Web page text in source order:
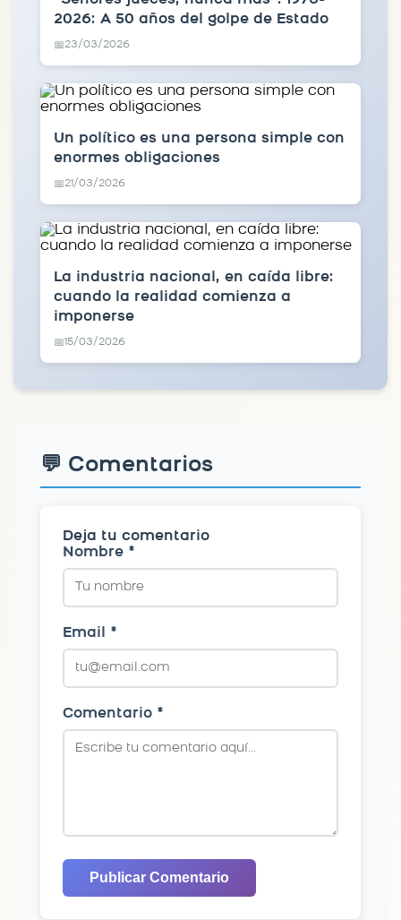
2026: A 50 años del golpe de Estado
📅23/03/2026
Un político es una persona simple con
enormes obligaciones
📅21/03/2026
La industria nacional, en caída libre:
cuando la realidad comienza a
imponerse
📅15/03/2026
💬 Comentarios
Deja tu comentario
Nombre *
Email *
Comentario *
Publicar Comentario